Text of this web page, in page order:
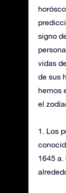
signo
vidas
de sus
hemos
el
1. Los
1645